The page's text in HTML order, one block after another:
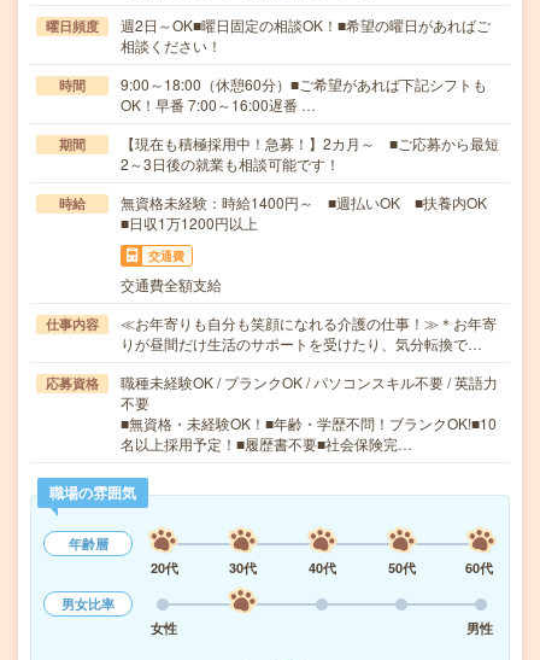
曜日頻度
週2日～OK■曜日固定の相談OK！■希望の曜日があればご
相談ください！
時間
9:00～18:00（休憩60分）■ご希望があれば下記シフトも
OK！早番 7:00～16:00遅番 …
期間
【現在も積極採用中！急募！】2カ月～ ■ご応募から最短
2～3日後の就業も相談可能です！
時給
無資格未経験：時給1400円～ ■週払いOK ■扶養内OK
■日収1万1200円以上
交通費
交通費全額支給
仕事内容
≪お年寄りも自分も笑顔になれる介護の仕事！≫＊お年寄
りが昼間だけ生活のサポートを受けたり、気分転換で…
応募資格
職種未経験OK / ブランクOK / パソコンスキル不要 / 英語力
不要
■無資格・未経験OK！■年齢・学歴不問！ブランクOK!■10
名以上採用予定！■履歴書不要■社会保険完…
職場の雰囲気
年齢層
20代
30代 40代 50代
60代
男女比率
女性
男性